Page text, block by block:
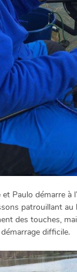
Paulo démarre à
patrouillant au
des touches,
difficile.